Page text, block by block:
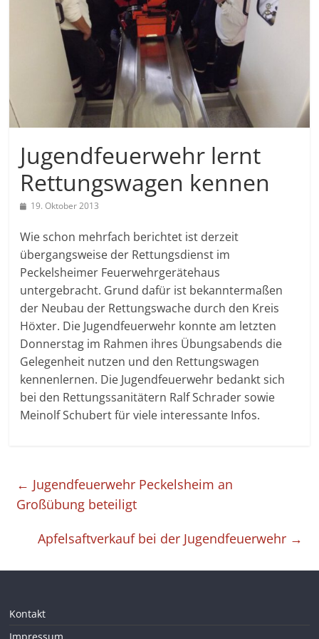
Jugendfeuerwehr lernt
Rettungswagen kennen
19. Oktober 2013
Wie schon mehrfach berichtet ist derzeit
übergangsweise der Rettungsdienst im
Peckelsheimer Feuerwehrgerätehaus
untergebracht. Grund dafür ist bekanntermaßen
der Neubau der Rettungswache durch den Kreis
Höxter. Die Jugendfeuerwehr konnte am letzten
Donnerstag im Rahmen ihres Übungsabends die
Gelegenheit nutzen und den Rettungswagen
kennenlernen. Die Jugendfeuerwehr bedankt sich
bei den Rettungssanitätern Ralf Schrader sowie
Meinolf Schubert für viele interessante Infos.
← Jugendfeuerwehr Peckelsheim an
Großübung beteiligt
Apfelsaftverkauf bei der Jugendfeuerwehr →
Kontakt